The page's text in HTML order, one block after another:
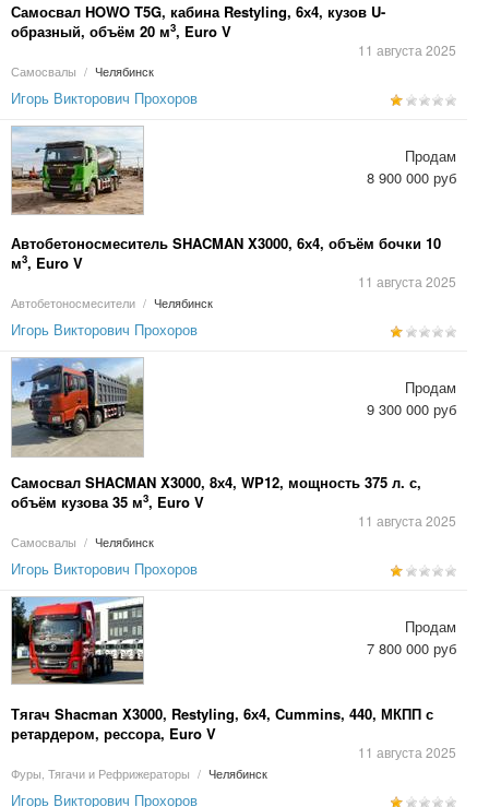
Самосвал HOWO T5G, кабина Restyling, 6х4, кузов U-
образный, объём 20 м3, Euro V
11 августа 2025
Самосвалы / Челябинск
Игорь Викторович Прохоров
Автобетоносмеситель SHACMAN X3000, 6х4, объём бочки 10
м3, Euro V
11 августа 2025
Автобетоносмесители / Челябинск
Продам
8 900 000 руб
Игорь Викторович Прохоров
Самосвал SHACMAN X3000, 8х4, WP12, мощность 375 л. с,
объём кузова 35 м3, Euro V
11 августа 2025
Самосвалы / Челябинск
Продам
9 300 000 руб
Игорь Викторович Прохоров
Тягач Shacman X3000, Restyling, 6х4, Cummins, 440, МКПП с
ретардером, рессора, Euro V
11 августа 2025
Фуры, Тягачи и Рефрижераторы / Челябинск
Продам
7 800 000 руб
Игорь Викторович Прохоров